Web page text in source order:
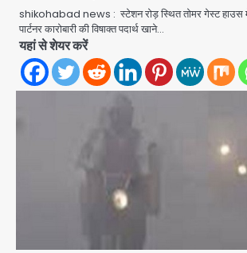
shikohabad news : स्टेशन रोड़ स्थित तोमर गेस्ट हाउस
पार्टनर कारोबारी की विषाक्त पदार्थ खाने…
यहां से शेयर करें
Rahul Gandhi’s
speech: युवाओं को ‘दर्द,
Avinash Kumar
युवा इनोवेटरों की सोच से